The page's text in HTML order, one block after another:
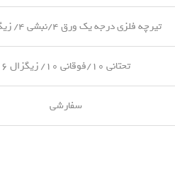
تیرچه فلزی درجه یک ورق ۴/نبشی ۴/ زیگزال ۱۲
تحتانی ۱۰/فوقانی ۱۰/ زیگزال ۶
سفارشی